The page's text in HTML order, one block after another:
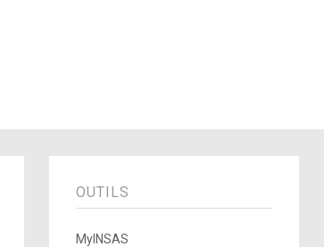
OUTILS
MyINSAS